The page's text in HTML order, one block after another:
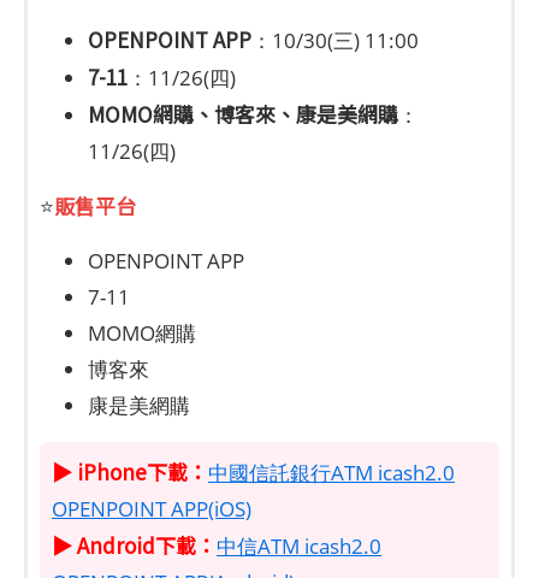
OPENPOINT APP ：10/30(三) 11:00
7-11 ：11/26(四)
MOMO網購、博客來、康是美網購 ：
11/26(四)
⭐販售平台
OPENPOINT APP
7-11
MOMO網購
博客來
康是美網購
▶ iPhone下載： 中國信託銀行ATM icash2.0
OPENPOINT APP(iOS)
▶ Android下載： 中信ATM icash2.0